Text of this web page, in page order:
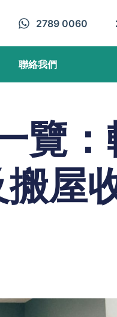
2789 0060
聯絡我們
覽
屋